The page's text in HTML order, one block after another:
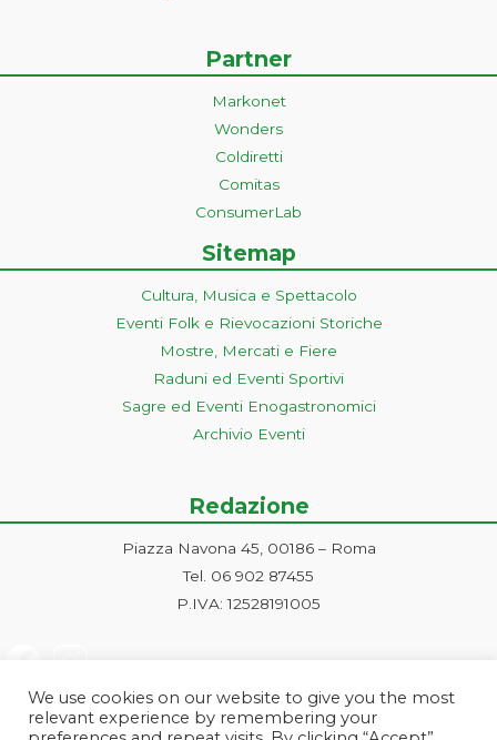
Partner
Markonet
Wonders
Coldiretti
Comitas
ConsumerLab
Sitemap
Cultura, Musica e Spettacolo
Eventi Folk e Rievocazioni Storiche
Mostre, Mercati e Fiere
Raduni ed Eventi Sportivi
Sagre ed Eventi Enogastronomici
Archivio Eventi
Redazione
Piazza Navona 45, 00186 – Roma
Tel. 06 902 87455
P.IVA: 12528191005
We use cookies on our website to give you the most
relevant experience by remembering your